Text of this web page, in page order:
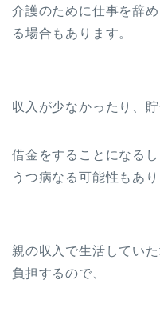
介護のために仕事を辞
る場合もあります。
収入が少なかったり、貯
借金をすることになる
うつ病なる可能性もあり
親の収入で生活してい
負担するので、